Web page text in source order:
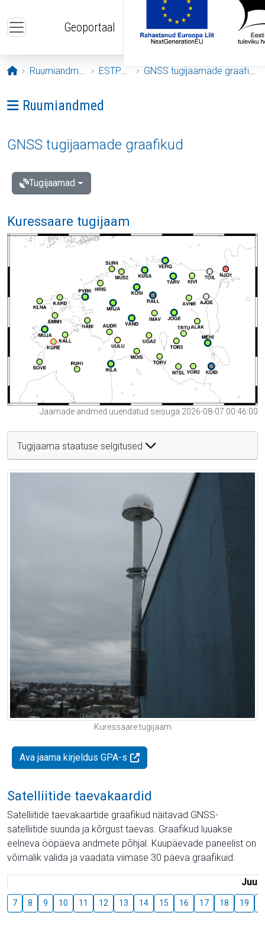
Geoportaal
Avaleht
Ruumiandmed ESTPOS GNSS tugijaamade graafikud
Ava menüü: Ruumiandmed
Ruumiandmed
GNSS tugijaamade graafikud
Tugijaamad
Kuressaare tugijaam
Jaamade andmed uuendatud seisuga 2026-08-07 00:46:00
Tugijaama staatuse selgitused
Kuressaare tugijaam
Ava jaama kirjeldus GPA-s
Satelliitide taevakaardid
Satelliitide taevakaartide graafikud näitavad GNSS-
satelliitide suunda ja kõrgust taevas. Graafikud luuakse
eelneva ööpäeva andmete põhjal. Kuupäevade paneelist on
võimalik valida ja vaadata viimase 30 päeva graafikuid.
Juuli
7 8 9 10 11 12 13 14 15 16 17 18 19